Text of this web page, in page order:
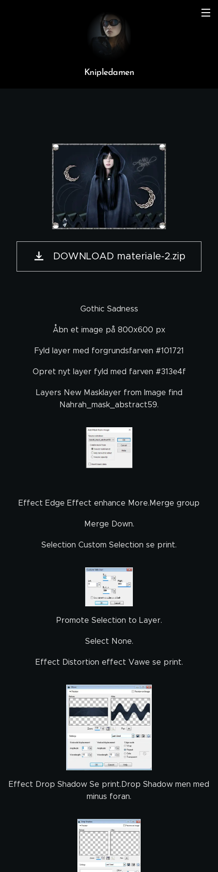
Knipledamen
DOWNLOAD materiale-2.zip
Gothic Sadness
Åbn et image på 800x600 px
Fyld layer med forgrundsfarven #101721
Opret nyt layer fyld med farven #313e4f
Layers New Masklayer from Image find
Nahrah_mask_abstract59.
Effect Edge Effect enhance More.Merge group
Merge Down.
Selection Custom Selection se print.
Promote Selection to Layer.
Select None.
Effect Distortion effect Vawe se print.
Effect Drop Shadow Se print.Drop Shadow men med
minus foran.